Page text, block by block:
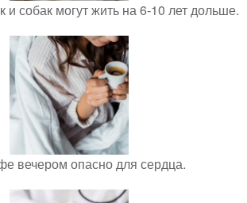
собак могут жить на 6-10 лет дольше.
вечером опасно для сердца.